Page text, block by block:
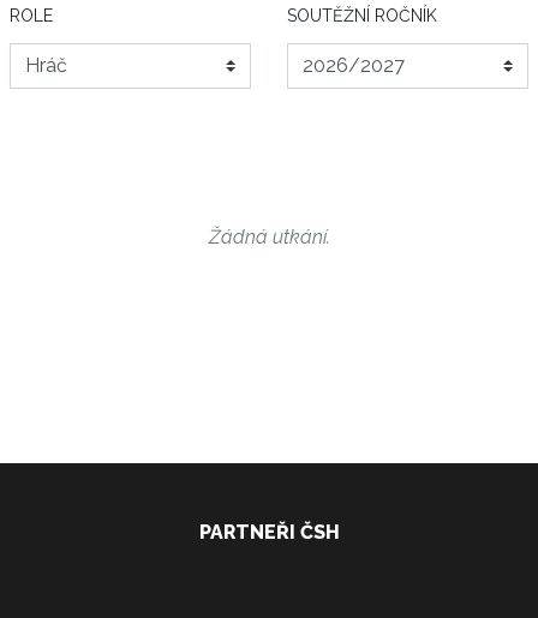
ROLE SOUTĚŽNÍ ROČNÍK
Žádná utkání.
PARTNEŘI ČSH